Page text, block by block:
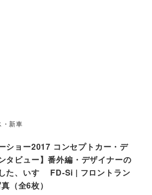
・新車
ショー2017 コンセプトカー・デ
タビュー】番外編・デザイナーの
た、いすゞ FD-Si | フロントラン
（全6枚）